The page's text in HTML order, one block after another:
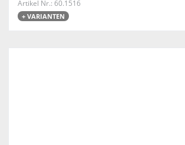
Artikel Nr.: 60.1516
+ VARIANTEN